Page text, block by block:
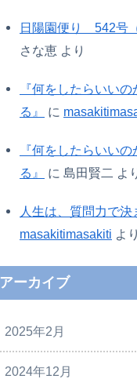
日陽園便り 542号
さな恵 より
『何をしたらいい
る』
に
『何をしたらいい
る』
に 島田賢二 よ
人生は、質問力で決
masakitimasakiti より
アーカイブ
2025年2月
2024年12月